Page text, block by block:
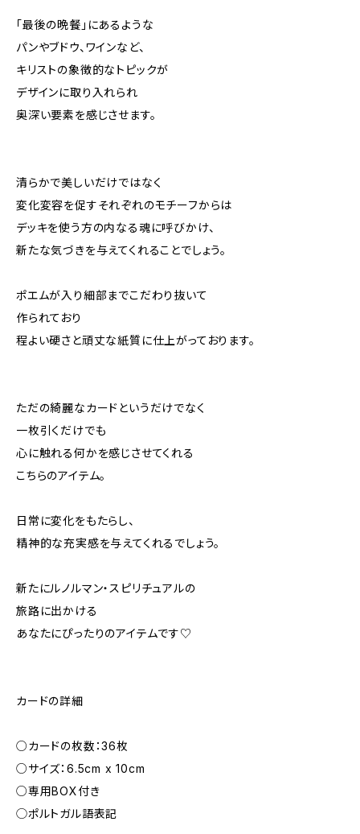
「最後の晩餐」にあるような
パンやブドウ、ワインなど、
キリストの象徴的なトピックが
デザインに取り入れられ
奥深い要素を感じさせます。
清らかで美しいだけではなく
変化変容を促すそれぞれのモチーフからは
デッキを使う方の内なる魂に呼びかけ、
新たな気づきを与えてくれることでしょう。
ポエムが入り細部までこだわり抜いて
作られており
程よい硬さと頑丈な紙質に仕上がっております。
ただの綺麗なカードというだけでなく
一枚引くだけでも
心に触れる何かを感じさせてくれる
こちらのアイテム。
日常に変化をもたらし、
精神的な充実感を与えてくれるでしょう。
新たにルノルマン・スピリチュアルの
旅路に出かける
あなたにぴったりのアイテムです♡
カードの詳細
○カードの枚数：36枚
○サイズ：6.5cm x 10cm
○専用BOX付き
◯ポルトガル語表記